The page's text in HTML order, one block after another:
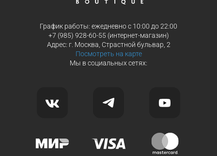
График работы: ежедневно с 10:00 до 22:00
+7 (985) 928-60-55 (интернет-магазин)
Адрес: г. Москва, Страстной бульвар, 2
Посмотреть на карте
Мы в социальных сетях: